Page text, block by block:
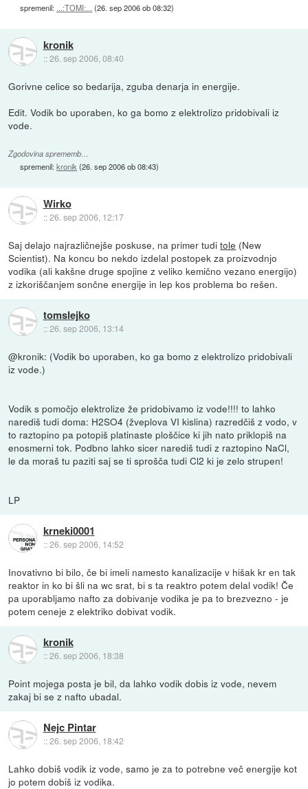
spremenil: ...:TOMI:... (26. sep 2006 ob 08:32)
kronik
::26. sep 2006, 08:40
Gorivne celice so bedarija, zguba denarja in energije.
Edit. Vodik bo uporaben, ko ga bomo z elektrolizo pridobivali iz
vode.
Zgodovina sprememb…
spremenil:kronik (26. sep 2006 ob 08:43)
Wirko
::26. sep 2006, 12:17
Saj delajo najrazličnejše poskuse, na primer tuditole (New
Scientist). Na koncu bo nekdo izdelal postopek za proizvodnjo
vodika (ali kakšne druge spojine z veliko kemično vezano energijo)
z izkoriščanjem sončne energije in lep kos problema bo rešen.
tomslejko
::26. sep 2006, 13:14
@kronik: (Vodik bo uporaben, ko ga bomo z elektrolizo pridobivali
iz vode.)
Vodik s pomočjo elektrolize že pridobivamo iz vode!!!! to lahko
narediš tudi doma: H2SO4 (žveplova VI kislina) razredčiš z vodo, v
to raztopino pa potopiš platinaste ploščice ki jih nato priklopiš na
enosmerni tok. Podbno lahko sicer narediš tudi z raztopino NaCl,
le da moraš tu paziti saj se ti sprošča tudi Cl2 ki je zelo strupen!
LP
krneki0001
::26. sep 2006, 14:52
Inovativno bi bilo, če bi imeli namesto kanalizacije v hišak kr en tak
reaktor in ko bi šli na wc srat, bi s ta reaktro potem delal vodik! Če
pa uporabljamo nafto za dobivanje vodika je pa to brezvezno - je
potem ceneje z elektriko dobivat vodik.
kronik
::26. sep 2006, 18:38
Point mojega posta je bil, da lahko vodik dobis iz vode, nevem
zakaj bi se z nafto ubadal.
Nejc Pintar
::26. sep 2006, 18:42
Lahko dobiš vodik iz vode, samo je za to potrebne več energije kot
jo potem dobiš iz vodika.